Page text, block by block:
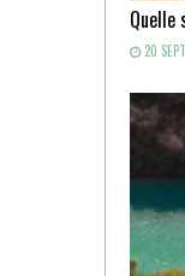
Quelle
20